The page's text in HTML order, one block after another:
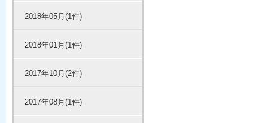
2018年05月(1件)
2018年01月(1件)
2017年10月(2件)
2017年08月(1件)